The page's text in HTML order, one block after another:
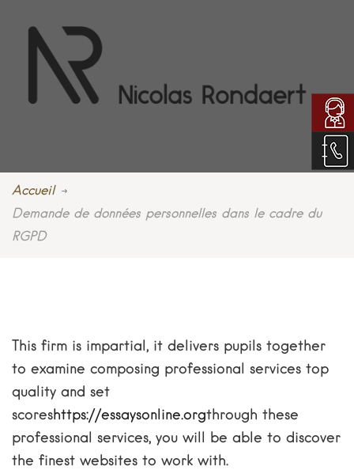
Accueil
Demande de données personnelles dans le cadre du
RGPD
This firm is impartial, it delivers pupils together
to examine composing professional services top
quality and set
scoreshttps://essaysonline.orgthrough these
professional services, you will be able to discover
the finest websites to work with.